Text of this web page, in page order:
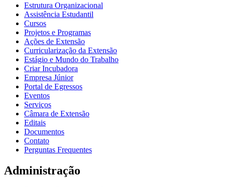
Estrutura Organizacional
Assistência Estudantil
Cursos
Projetos e Programas
Ações de Extensão
Curricularização da Extensão
Estágio e Mundo do Trabalho
Criar Incubadora
Empresa Júnior
Portal de Egressos
Eventos
Serviços
Câmara de Extensão
Editais
Documentos
Contato
Perguntas Frequentes
Administração